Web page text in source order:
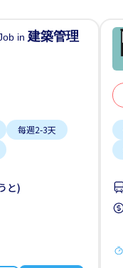
in 建築管理
每週2-3天
と)